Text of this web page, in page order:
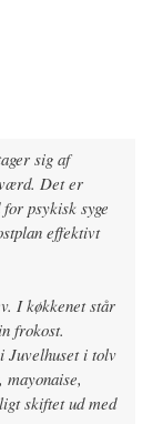
sig af
Det er
psykisk syge
effektivt
I køkkenet står
frokost.
Juvelhuset i tolv
skiftet ud med